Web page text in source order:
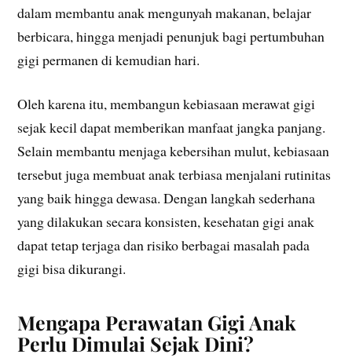
dalam membantu anak mengunyah makanan, belajar
berbicara, hingga menjadi penunjuk bagi pertumbuhan
gigi permanen di kemudian hari.
Oleh karena itu, membangun kebiasaan merawat gigi
sejak kecil dapat memberikan manfaat jangka panjang.
Selain membantu menjaga kebersihan mulut, kebiasaan
tersebut juga membuat anak terbiasa menjalani rutinitas
yang baik hingga dewasa. Dengan langkah sederhana
yang dilakukan secara konsisten, kesehatan gigi anak
dapat tetap terjaga dan risiko berbagai masalah pada
gigi bisa dikurangi.
Mengapa Perawatan Gigi Anak
Perlu Dimulai Sejak Dini?